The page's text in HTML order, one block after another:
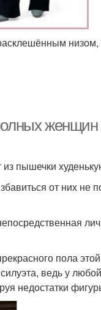
женщин
пышечки
от них не
пола этой
ведь у
недостатки